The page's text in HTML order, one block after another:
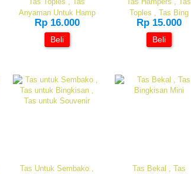
Anyaman Untuk Hamp
Rp 16.000
Beli
Toples , Tas Bing
Rp 15.000
Beli
Tas Untuk Sembako , Tas Bekal , Tas